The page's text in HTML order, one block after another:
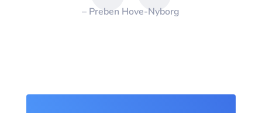
– Preben Hove-Nyborg